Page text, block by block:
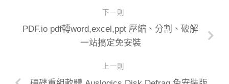
下一則
PDF.io pdf轉word,excel,ppt 壓縮、分割、破解
一站搞定免安裝
上一則